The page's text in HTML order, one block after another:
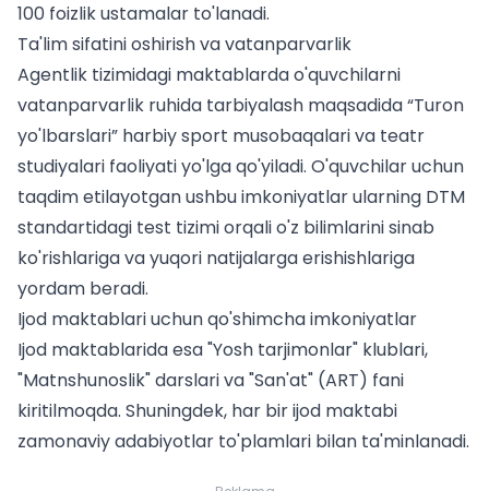
100 foizlik ustamalar to'lanadi.
Ta'lim sifatini oshirish va vatanparvarlik
Agentlik tizimidagi maktablarda o'quvchilarni
vatanparvarlik ruhida tarbiyalash maqsadida “Turon
yo'lbarslari” harbiy sport musobaqalari va teatr
studiyalari faoliyati yo'lga qo'yiladi. O'quvchilar uchun
taqdim etilayotgan ushbu imkoniyatlar ularning DTM
standartidagi test tizimiorqali o'z bilimlarini sinab
ko'rishlariga va yuqori natijalarga erishishlariga
yordam beradi.
Ijod maktablari uchun qo'shimcha imkoniyatlar
Ijod maktablarida esa "Yosh tarjimonlar" klublari,
"Matnshunoslik" darslari va "San'at" (ART) fani
kiritilmoqda. Shuningdek, har bir ijod maktabi
zamonaviy adabiyotlar to'plamlari bilan ta'minlanadi.